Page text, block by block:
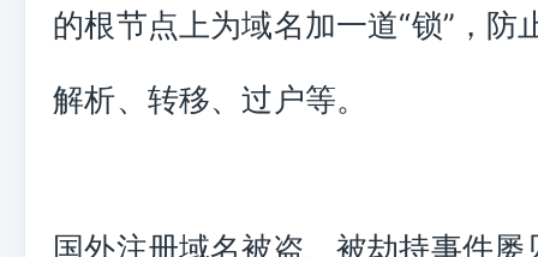
的根节点上为域名加一道“锁”，防
解析、转移、过户等。
国外注册域名被盗、被劫持事件屡